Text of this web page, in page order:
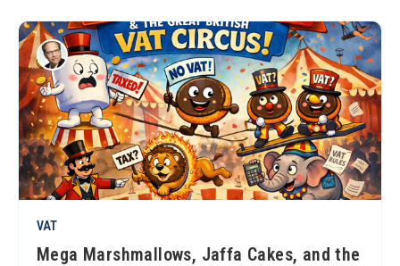
VAT
Mega Marshmallows, Jaffa Cakes, and the